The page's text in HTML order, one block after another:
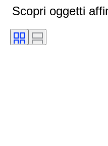
Scopri oggetti